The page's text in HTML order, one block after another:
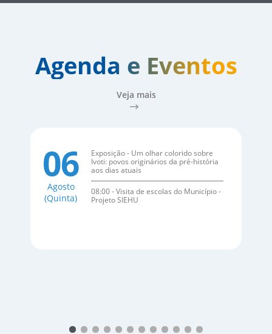
Agenda e Eventos
Veja mais
06
Agosto
(Quinta)
Exposição - Um olhar colorido sobre
Ivoti: povos originários da pré-história
aos dias atuais
08:00 - Visita de escolas do Município -
Projeto SIEHU